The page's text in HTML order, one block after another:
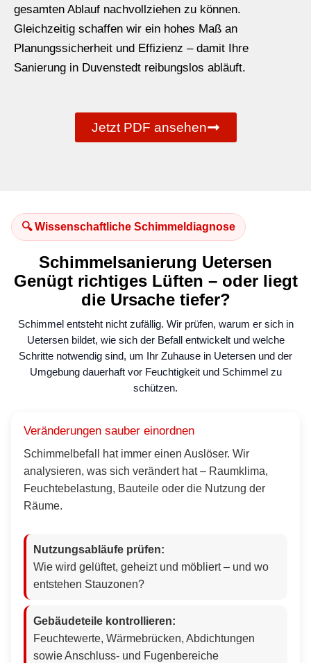
gesamten Ablauf nachvollziehen zu können.
Gleichzeitig schaffen wir ein hohes Maß an
Planungssicherheit und Effizienz – damit Ihre
Sanierung in Duvenstedt reibungslos abläuft.
Jetzt PDF ansehen
🔍 Wissenschaftliche Schimmeldiagnose
Schimmelsanierung Uetersen
Genügt richtiges Lüften – oder liegt
die Ursache tiefer?
Schimmel entsteht nicht zufällig. Wir prüfen, warum er sich in
Uetersen bildet, wie sich der Befall entwickelt und welche
Schritte notwendig sind, um Ihr Zuhause in Uetersen und der
Umgebung dauerhaft vor Feuchtigkeit und Schimmel zu
schützen.
Veränderungen sauber einordnen
Schimmelbefall hat immer einen Auslöser. Wir
analysieren, was sich verändert hat – Raumklima,
Feuchtebelastung, Bauteile oder die Nutzung der
Räume.
Nutzungsabläufe prüfen:
Wie wird gelüftet, geheizt und möbliert – und wo
entstehen Stauzonen?
Gebäudeteile kontrollieren:
Feuchtewerte, Wärmebrücken, Abdichtungen
sowie Anschluss- und Fugenbereiche